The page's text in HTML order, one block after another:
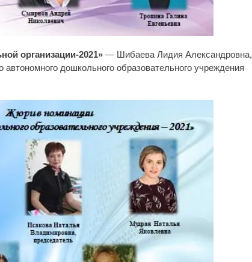
организации-2021» — Шибаева Лидия Александровна,
дошкольного образовательного учреждения